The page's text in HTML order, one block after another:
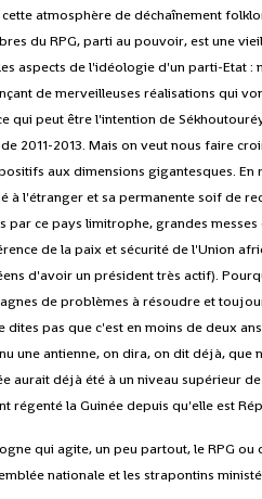
cette atmosphère de déchaînement
du RPG, parti au pouvoir, est une
aspects de l'idéologie d'un parti-Etat :
de merveilleuses réalisations qui
qui peut être l'intention de
2011-2013. Mais on veut nous faire
aux dimensions gigantesques.
à l'étranger et sa permanente soif de
par ce pays limitrophe, grandes
de la paix et sécurité de l'Union
d'avoir un président très actif).
de problèmes à résoudre et
dites pas que c'est en moins de deux
une antienne, on dira, on dit déjà,
aurait déjà été à un niveau supérieur
régenté la Guinée depuis qu'elle est
qui agite, un peu partout, le RPG
nationale et les strapontins